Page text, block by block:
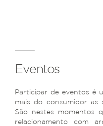
Eventos
Participar de eventos é
mais do consumidor as
São nestes momentos
relacionamento com